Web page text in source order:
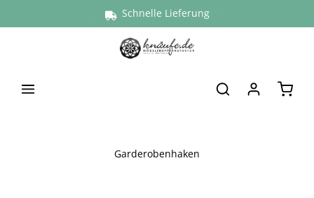
Schnelle Lieferung
Versand aus Deutschland
Garderobenhaken